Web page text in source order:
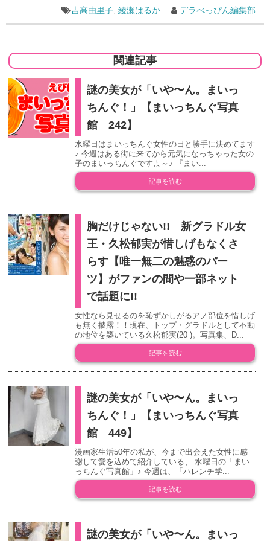
吉高由里子 ,綾瀬はるか デラべっぴん編集部
関連記事
謎の美女が「いや〜ん。まいっ
ちんぐ！」【まいっちんぐ写真
館 242】
水曜日はまいっちんぐ女性の日と勝手に決めてます
♪ 今週はある街に来てから元気になっちゃった女の
子のまいっちんぐですよ～♪ 『まい...
記事を読む
胸だけじゃない!! 新グラドル女
王・久松郁実が惜しげもなくさ
らす【唯一無二の魅惑のパー
ツ】がファンの間や一部ネット
で話題に!!
女性なら見せるのを恥ずかしがるアノ部位を惜しげ
も無く披露！！現在、トップ・グラドルとして不動
の地位を築いている久松郁実(20 )。写真集、D...
記事を読む
謎の美女が「いや〜ん。まいっ
ちんぐ！」【まいっちんぐ写真
館 449】
漫画家生活50年の私が、今まで出会えた女性に感
謝して愛を込めて紹介している、 水曜日の「まい
っちんぐ写真館」♪ 今週は、「ハレンチ学...
記事を読む
謎の美女が「いや〜ん。まいっ